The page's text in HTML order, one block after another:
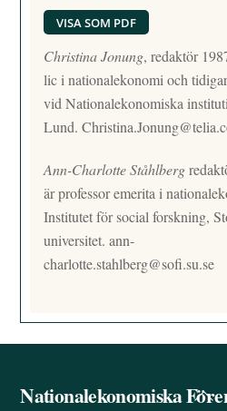
VISA SOM PDF
Christina Jonung, redaktör
lic i nationalekonomi och
vid Nationalekonomiska
Lund.
Ann-Charlotte Ståhlberg
är professor emerita i
Institutet för social forskning,
universitet.ann-
charlotte.stahlberg@sofi.su.se
Nationalekonomiska